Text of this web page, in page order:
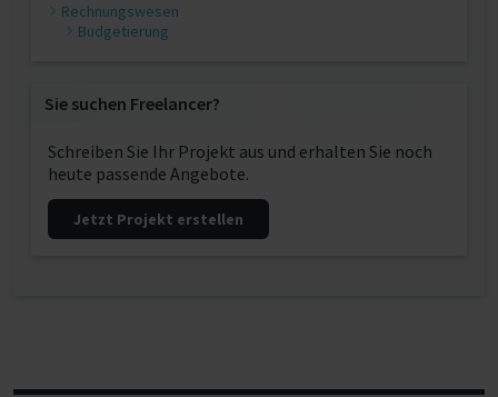
Rechnungswesen
Budgetierung
Sie suchen Freelancer?
Schreiben Sie Ihr Projekt aus und erhalten Sie noch
heute passende Angebote.
Jetzt Projekt erstellen